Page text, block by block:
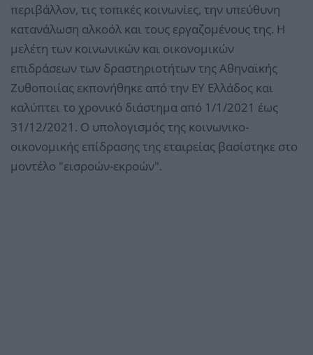
περιβάλλον, τις τοπικές κοινωνίες, την υπεύθυνη
κατανάλωση αλκοόλ και τους εργαζομένους της. Η
μελέτη των κοινωνικών και οικονομικών
επιδράσεων των δραστηριοτήτων της Αθηναϊκής
Ζυθοποιίας εκπονήθηκε από την ΕΥ Ελλάδος και
καλύπτει το χρονικό διάστημα από 1/1/2021 έως
31/12/2021. Ο υπολογισμός της κοινωνικο-
οικονομικής επίδρασης της εταιρείας βασίστηκε στο
μοντέλο "εισροών-εκροών".